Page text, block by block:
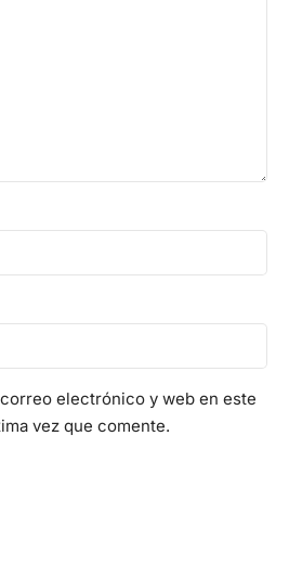
electrónico y web en este
vez que comente.